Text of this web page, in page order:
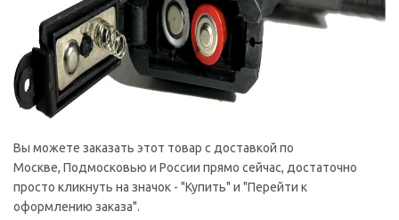
Вы можете заказать этот товар с доставкой по
Москве, Подмосковью и России прямо сейчас, достаточно
просто кликнуть на значок - "Купить" и "Перейти к
оформлению заказа".